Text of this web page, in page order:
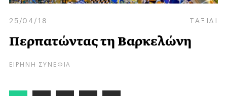
25/04/18 ΤΑΞΙΔΙ
Περπατώντας τη Βαρκελώνη
ΕΙΡΗΝΗ ΣΥΝΕΦΙΑ